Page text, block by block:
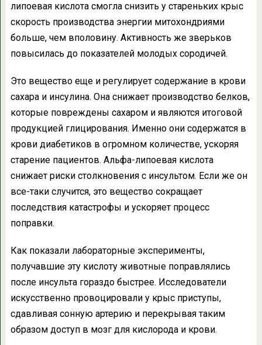
липоевая кислота смогла снизить у стареньких крыс
скорость производства энергии митохондриями
больше, чем вполовину. Активность же зверьков
повысилась до показателей молодых сородичей.
Это вещество еще и регулирует содержание в крови
сахара и инсулина. Она снижает производство белков,
которые повреждены сахаром и являются итоговой
продукцией глицирования. Именно они содержатся в
крови диабетиков в огромном количестве, ускоряя
старение пациентов. Альфа-липоевая кислота
снижает риски столкновения с инсультом. Если же он
все-таки случится, это вещество сокращает
последствия катастрофы и ускоряет процесс
поправки.
Как показали лабораторные эксперименты,
получавшие эту кислоту животные поправлялись
после инсульта гораздо быстрее. Исследователи
искусственно провоцировали у крыс приступы,
сдавливая сонную артерию и перекрывая таким
образом доступ в мозг для кислорода и крови.